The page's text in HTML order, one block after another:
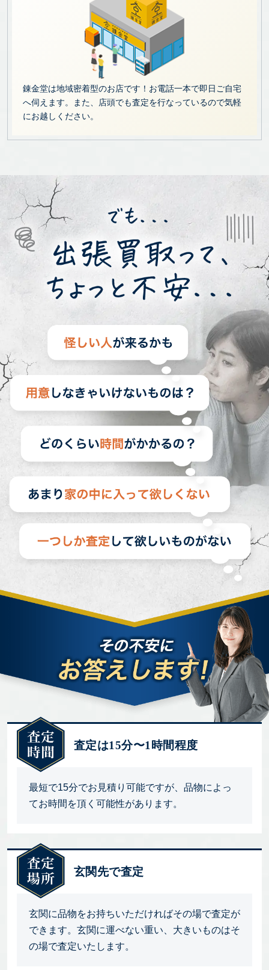
錬金堂は地域密着型のお店です！お電話一本で即日ご自宅
へ伺えます。また、店頭でも査定を行なっているので気軽
にお越しください。
査定は15分〜1時間程度
最短で15分でお見積り可能ですが、品物によっ
てお時間を頂く可能性があります。
玄関先で査定
玄関に品物をお持ちいただければその場で査定が
できます。玄関に運べない重い、大きいものはそ
の場で査定いたします。